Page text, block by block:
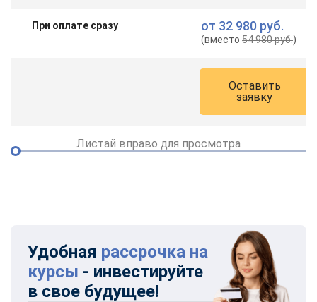
При оплате сразу от 32 980 руб.
(вместо54 980 руб.)
Оставить
заявку
Листай вправо для просмотра
Удобная рассрочка на
курсы - инвестируйте
в свое будущее!